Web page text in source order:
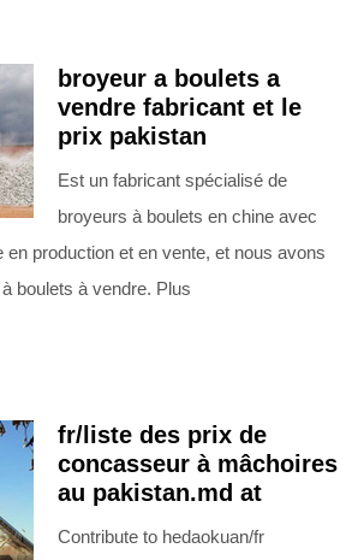
broyeur a boulets a
vendre fabricant et le
prix pakistan
Est un fabricant spécialisé de
broyeurs à boulets en chine avec
production et en vente, et nous avons
boulets à vendre. Plus
fr/liste des prix de
concasseur à mâchoires
au pakistan.md at
Contribute to hedaokuan/fr